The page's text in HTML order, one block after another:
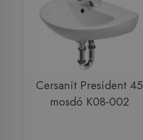
Cersanit President 45
mosdó K08-002